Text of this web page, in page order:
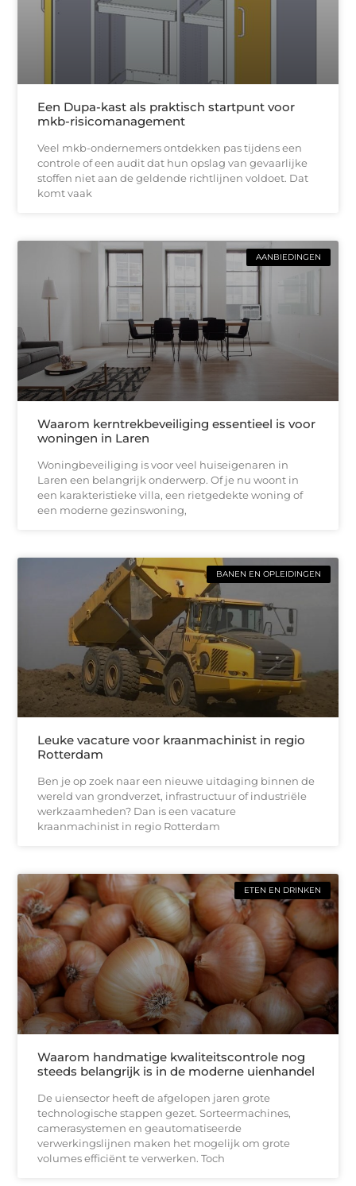
Een Dupa-kast als praktisch startpunt voor
mkb-risicomanagement
Veel mkb-ondernemers ontdekken pas tijdens een
controle of een audit dat hun opslag van gevaarlijke
stoffen niet aan de geldende richtlijnen voldoet. Dat
komt vaak
AANBIEDINGEN
Waarom kerntrekbeveiliging essentieel is voor
woningen in Laren
Woningbeveiliging is voor veel huiseigenaren in
Laren een belangrijk onderwerp. Of je nu woont in
een karakteristieke villa, een rietgedekte woning of
een moderne gezinswoning,
BANEN EN OPLEIDINGEN
Leuke vacature voor kraanmachinist in regio
Rotterdam
Ben je op zoek naar een nieuwe uitdaging binnen de
wereld van grondverzet, infrastructuur of industriële
werkzaamheden? Dan is een vacature
kraanmachinist in regio Rotterdam
ETEN EN DRINKEN
Waarom handmatige kwaliteitscontrole nog
steeds belangrijk is in de moderne uienhandel
De uiensector heeft de afgelopen jaren grote
technologische stappen gezet. Sorteermachines,
camerasystemen en geautomatiseerde
verwerkingslijnen maken het mogelijk om grote
volumes efficiënt te verwerken. Toch